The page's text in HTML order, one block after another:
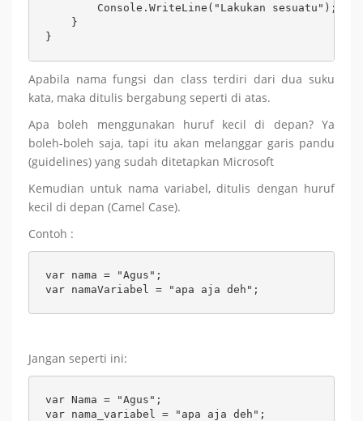
        Console.WriteLine("Lakukan sesuatu");
    }
}
Apabila nama fungsi dan class terdiri dari dua suku
kata, maka ditulis bergabung seperti di atas.
Apa boleh menggunakan huruf kecil di depan? Ya
boleh-boleh saja, tapi itu akan melanggar garis pandu
(guidelines) yang sudah ditetapkan Microsoft
Kemudian untuk nama variabel, ditulis dengan huruf
kecil di depan (Camel Case).
Contoh :
var nama = "Agus";
var namaVariabel = "apa aja deh";
Jangan seperti ini:
var Nama = "Agus";
var nama_variabel = "apa aja deh";